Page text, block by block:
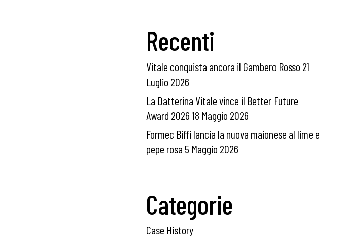
Recenti
Vitale conquista ancora il Gambero Rosso 21
Luglio 2026
La Datterina Vitale vince il Better Future
Award 2026 18 Maggio 2026
Formec Biffi lancia la nuova maionese al lime e
pepe rosa 5 Maggio 2026
Categorie
Case History